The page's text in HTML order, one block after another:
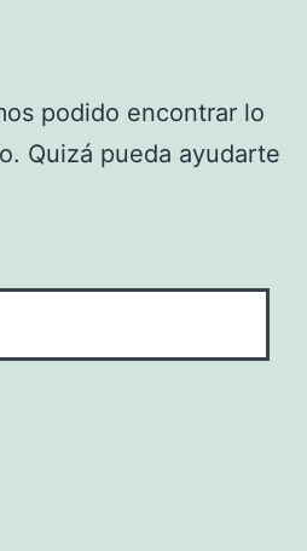
podido encontrar lo
Quizá pueda ayudarte